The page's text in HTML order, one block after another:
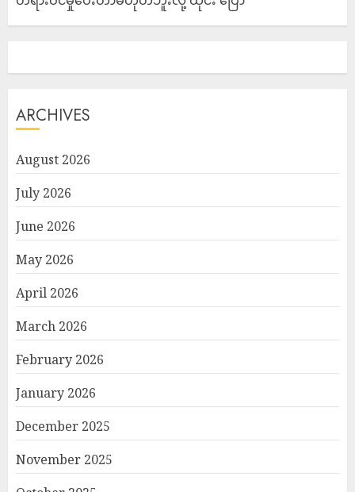
ARCHIVES
August 2026
July 2026
June 2026
May 2026
April 2026
March 2026
February 2026
January 2026
December 2025
November 2025